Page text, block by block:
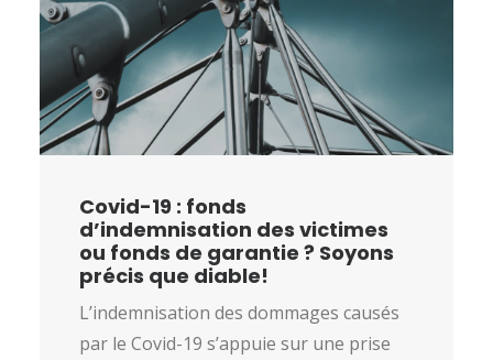
Covid-19 : fonds
d’indemnisation des victimes
ou fonds de garantie ? Soyons
précis que diable!
L’indemnisation des dommages causés
par le Covid-19 s’appuie sur une prise